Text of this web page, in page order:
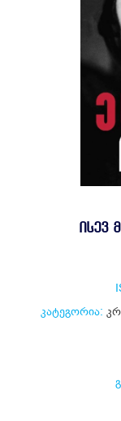
ᲘᲡᲔᲕ
კატეგორია: